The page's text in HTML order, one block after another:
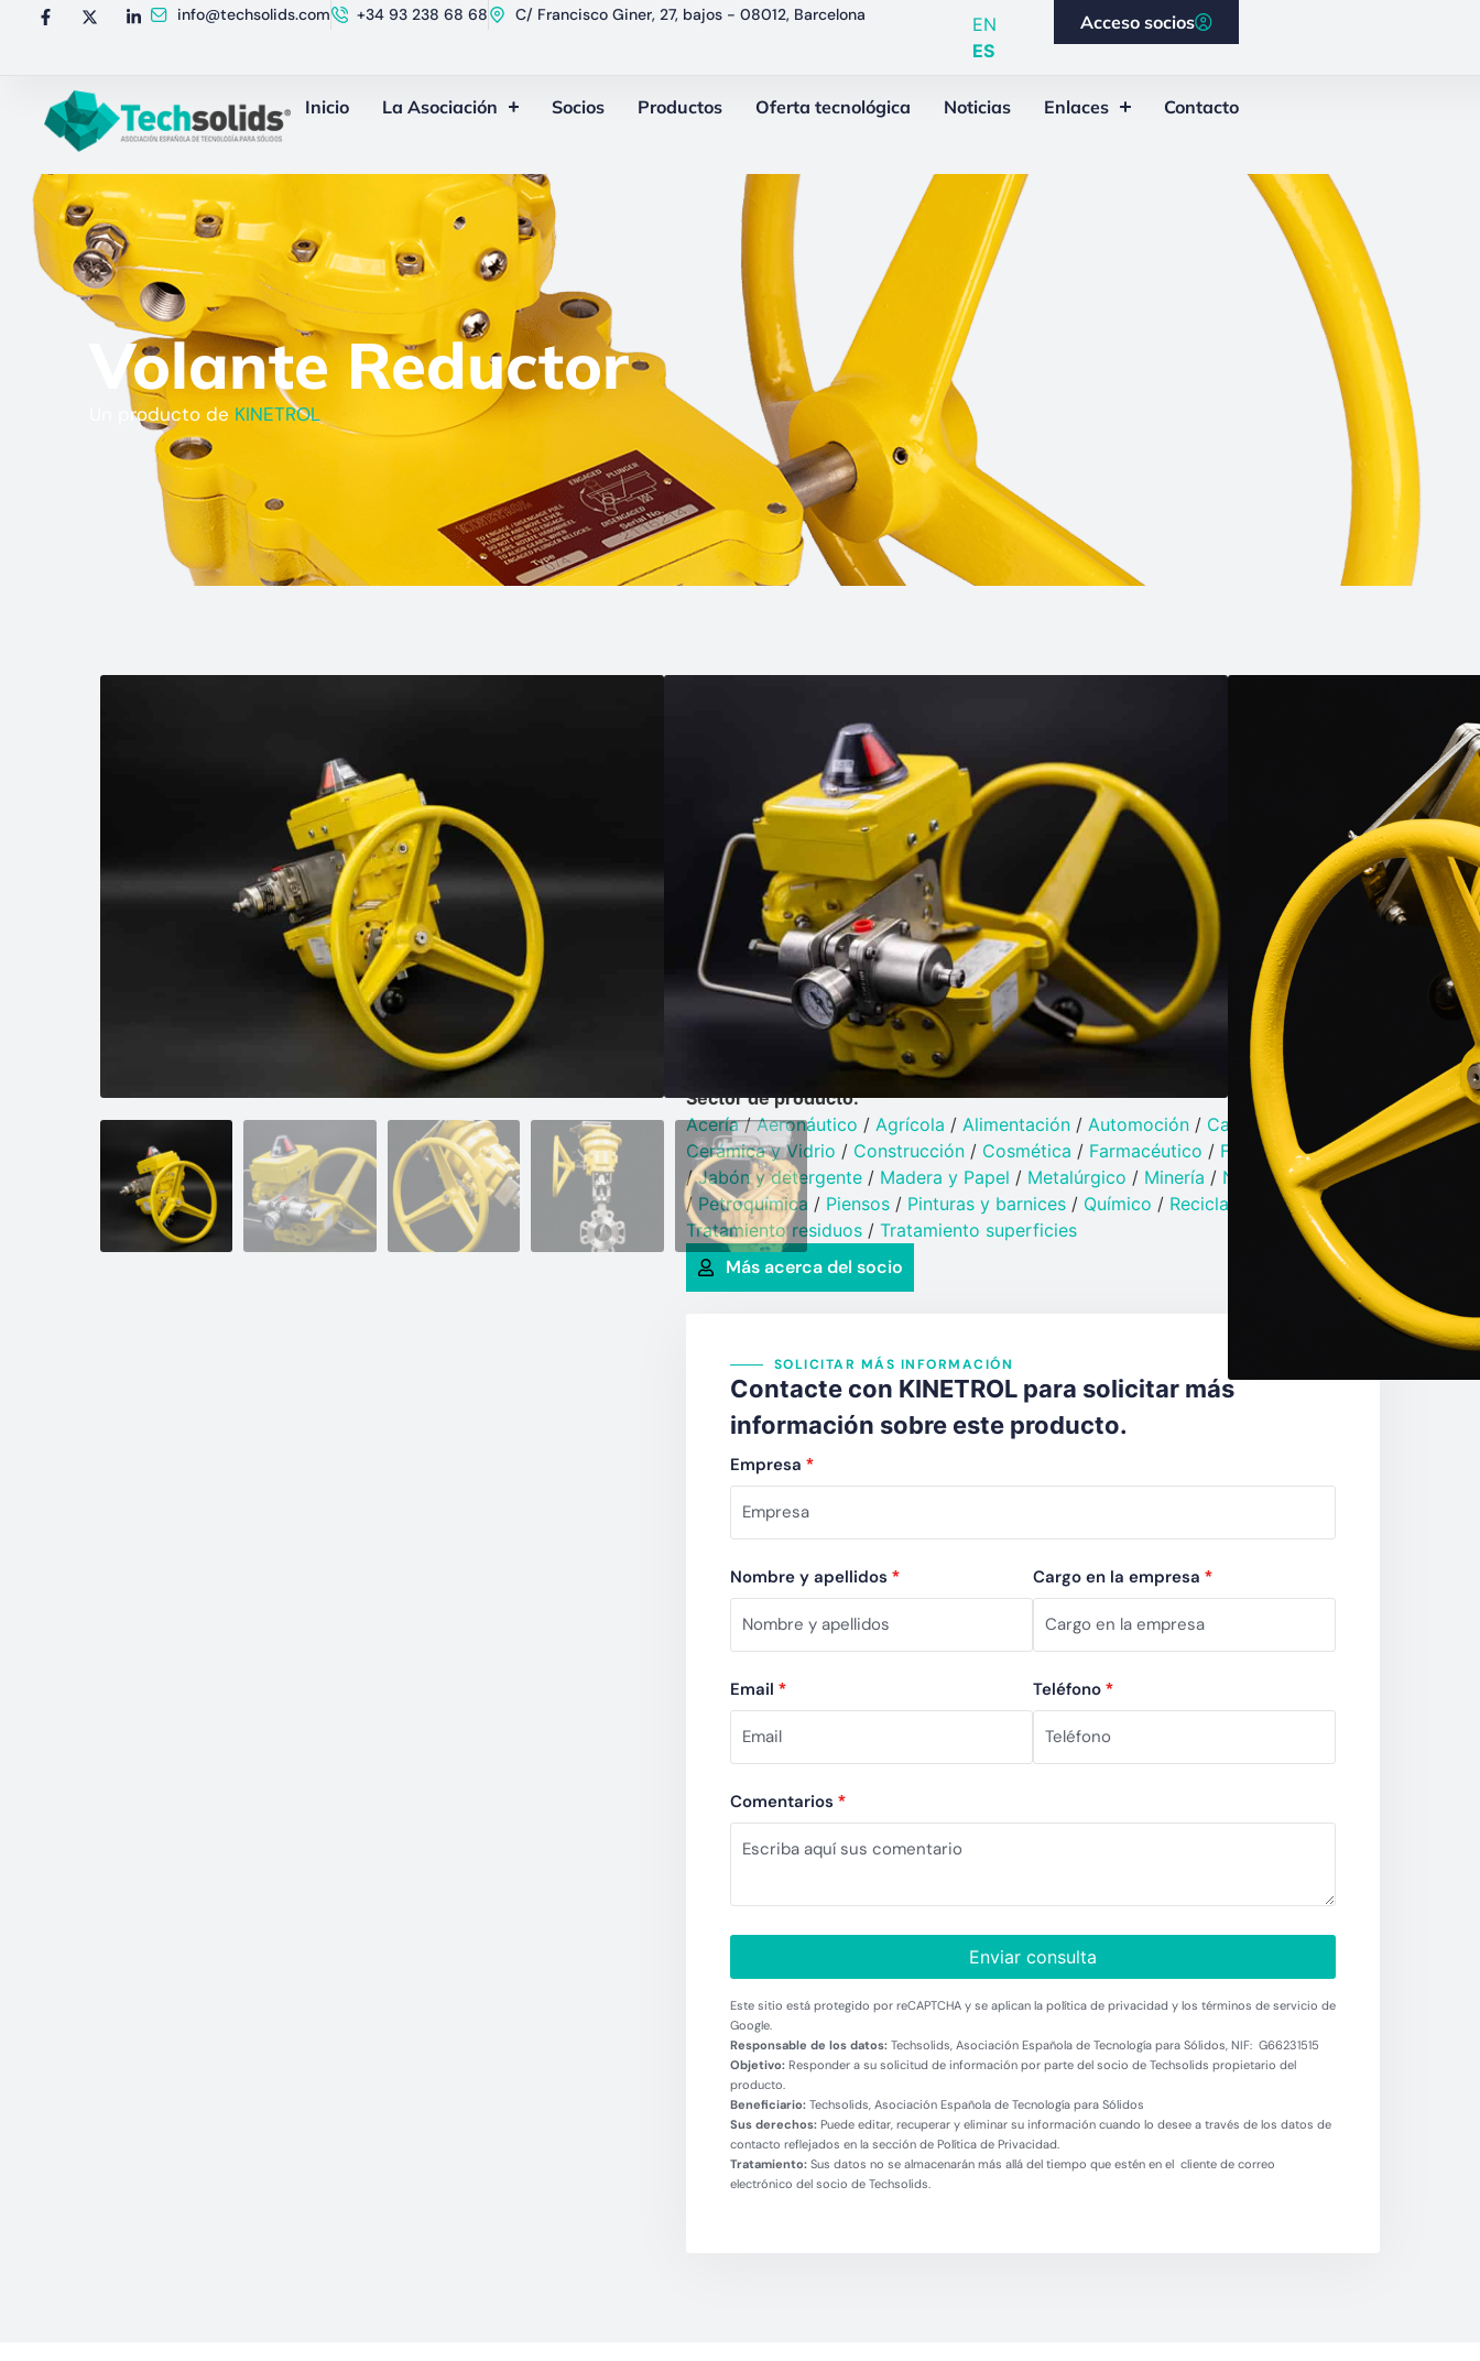
info@techsolids.com +34 93 238 68 68 C/ Francisco Giner, 27, bajos - 08012, Barcelona
EN
ES
Acceso socios
Inicio La Asociación Socios Productos Oferta tecnológica Noticias Enlaces Contacto
Volante Reductor
Un producto de KINETROL
Permite desengranar el actuador para que el trabajador pueda ajustar
manualmente la posición del equipo en caso de necesidad.
Gama de producto:
Actuadores neumáticos
Aplicación de normas ATEX ATEX/
Componentes para la manipulación / tratamiento de graneles sólidos
Construcción de plantas/ Depósitos Ingeniería/
Materiales resistentes al desgaste/ Plantas de embalaje Plantas de filtración
Plantas de ingenieria/ Plantas de reciclaje/ Seguridad y Salud / Toma muestras
Transporte neumático/ Válvula By Pass/ Válvulas activa - pasiva
Válvulas de bola cerámica para sólidos / Válvulas de diafragma
Válvulas de guillotina domino para sólidos / Válvulas de mariposa
Válvulas de parada/ Válvulas de toma de muestra/ Válvulas desviadoras
Válvulas rotativas y alveolares/ Válvulas y electroválvulas
Sector de producto:
Acería/ Aeronáutico / Agrícola / Alimentación/ Automoción/ Caucho y Plástico​/
Cerámica y Vidrio​ / Construcción/ Cosmética / Farmacéutico / Fundición/ Grasas
/ Jabón y detergente​/ Madera y Papel / Metalúrgico / Minería / Naval y Portuario​
/ Petroquímica​ / Piensos/ Pinturas y barnices​/ Químico​ / Reciclaje
Tratamiento residuos/ Tratamiento superficies
Más acerca del socio
SOLICITAR MÁS INFORMACIÓN
Contacte con KINETROL para solicitar más
información sobre este producto.
Empresa *
Nombre y apellidos * Cargo en la empresa*
Email * Teléfono*
Comentarios *
Enviar consulta
Este sitio está protegido por reCAPTCHA y se aplican la política de privacidad y los términos de servicio de
Google.
Responsable de los datos:Techsolids, Asociación Española de Tecnología para Sólidos, NIF: G66231515
Objetivo:Responder a su solicitud de información por parte del socio de Techsolids propietario del
producto.
Beneficiario:Techsolids, Asociación Española de Tecnología para Sólidos
Sus derechos:Puede editar, recuperar y eliminar su información cuando lo desee a través de los datos de
contacto reflejados en la sección de Política de Privacidad.
Tratamiento:Sus datos no se almacenarán más allá del tiempo que estén en el cliente de correo
electrónico del socio de Techsolids.